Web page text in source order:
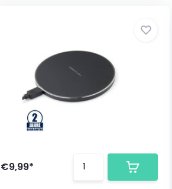
€9,99*